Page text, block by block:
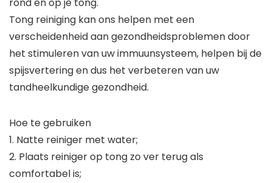
rond en op je tong.
Tong reiniging kan ons helpen met een
verscheidenheid aan gezondheidsproblemen door
het stimuleren van uw immuunsysteem, helpen bij de
spijsvertering en dus het verbeteren van uw
tandheelkundige gezondheid.
Hoe te gebruiken
1. Natte reiniger met water;
2. Plaats reiniger op tong zo ver terug als
comfortabel is;